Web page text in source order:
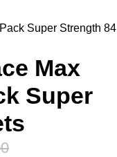
Super Strength 84
Max
Super